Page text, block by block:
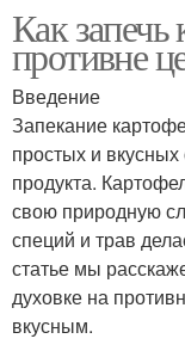
Как запечь
противне
Введение
Запекание
простых и вкусных
продукта.
свою природную
специй и трав
статье мы
духовке на
вкусным.